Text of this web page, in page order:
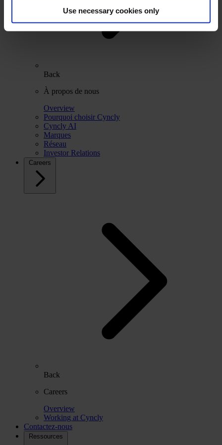
Use necessary cookies only
Back
À propos de nous
Overview
Pourquoi choisir Cyncly
Cyncly AI
Marques
Réseau
Investor Relations
Careers
Back
Careers
Overview
Working at Cyncly
Contactez-nous
Ressources